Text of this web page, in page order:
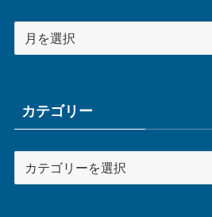
ブカテゴリー
テ